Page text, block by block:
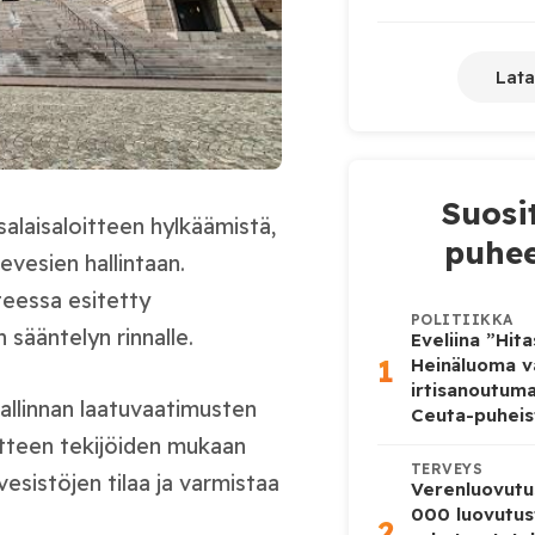
hylkäämistä,
hallintaan.
esitetty
rinnalle.
laatuvaatimusten
tekijöiden mukaan
tilaa ja varmistaa
1
POLITIIKKA
Eveliina
Heinäluoma
Ceuta-
TERVEYS
000